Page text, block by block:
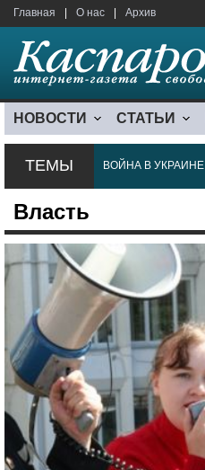
Главная О нас Архив
НОВОСТИ СТАТЬИ
ТЕМЫ ВОЙНА В УКРАИНЕ
Власть